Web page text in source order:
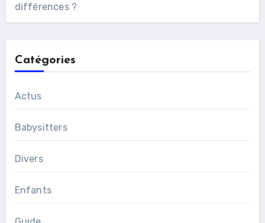
différences ?
Catégories
Actus
Babysitters
Divers
Enfants